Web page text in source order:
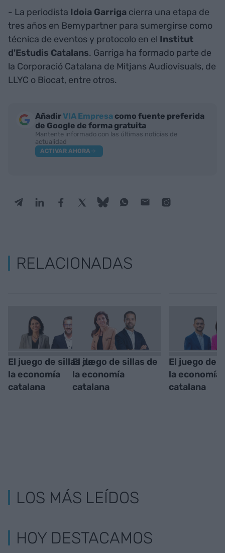
- La periodista Idoia Garriga cierra una etapa de
tres años en Bemypartner para sumergirse como
técnica de eventos y protocolo en el Institut
d'Estudis Catalans. Garriga ha formado parte de
la Corporació Catalana de Mitjans Audiovisuals, de
LLYC o Biocat, entre otros.
AñadirVIA Empresa como fuente preferida
de Google de forma gratuita
Mantente informado con las últimas noticias de
actualidad
ACTIVAR AHORA
RELACIONADAS
El juego de sillas de
la economía
catalana
El juego de sillas de
la economía
catalana
El juego de
la economía
catalana
LOS MÁS LEÍDOS
HOY DESTACAMOS